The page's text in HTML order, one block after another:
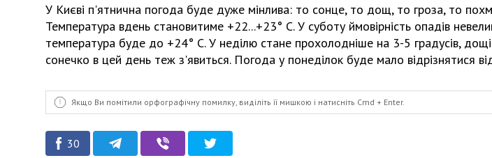
У Києві п'ятнична погода буде дуже мінлива: то сонце, то дощ, то гроза, то
Температура вдень становитиме +22...+23° С. У суботу ймовірність опадів
температура буде до +24° С. У неділю стане прохолодніше на 3-5 градусів,
сонечко в цей день теж з'явиться. Погода у понеділок буде мало відрізнятися
Якщо Ви помітили орфографічну помилку, виділіть її мишкою і натисніть Cmd + Enter.
30